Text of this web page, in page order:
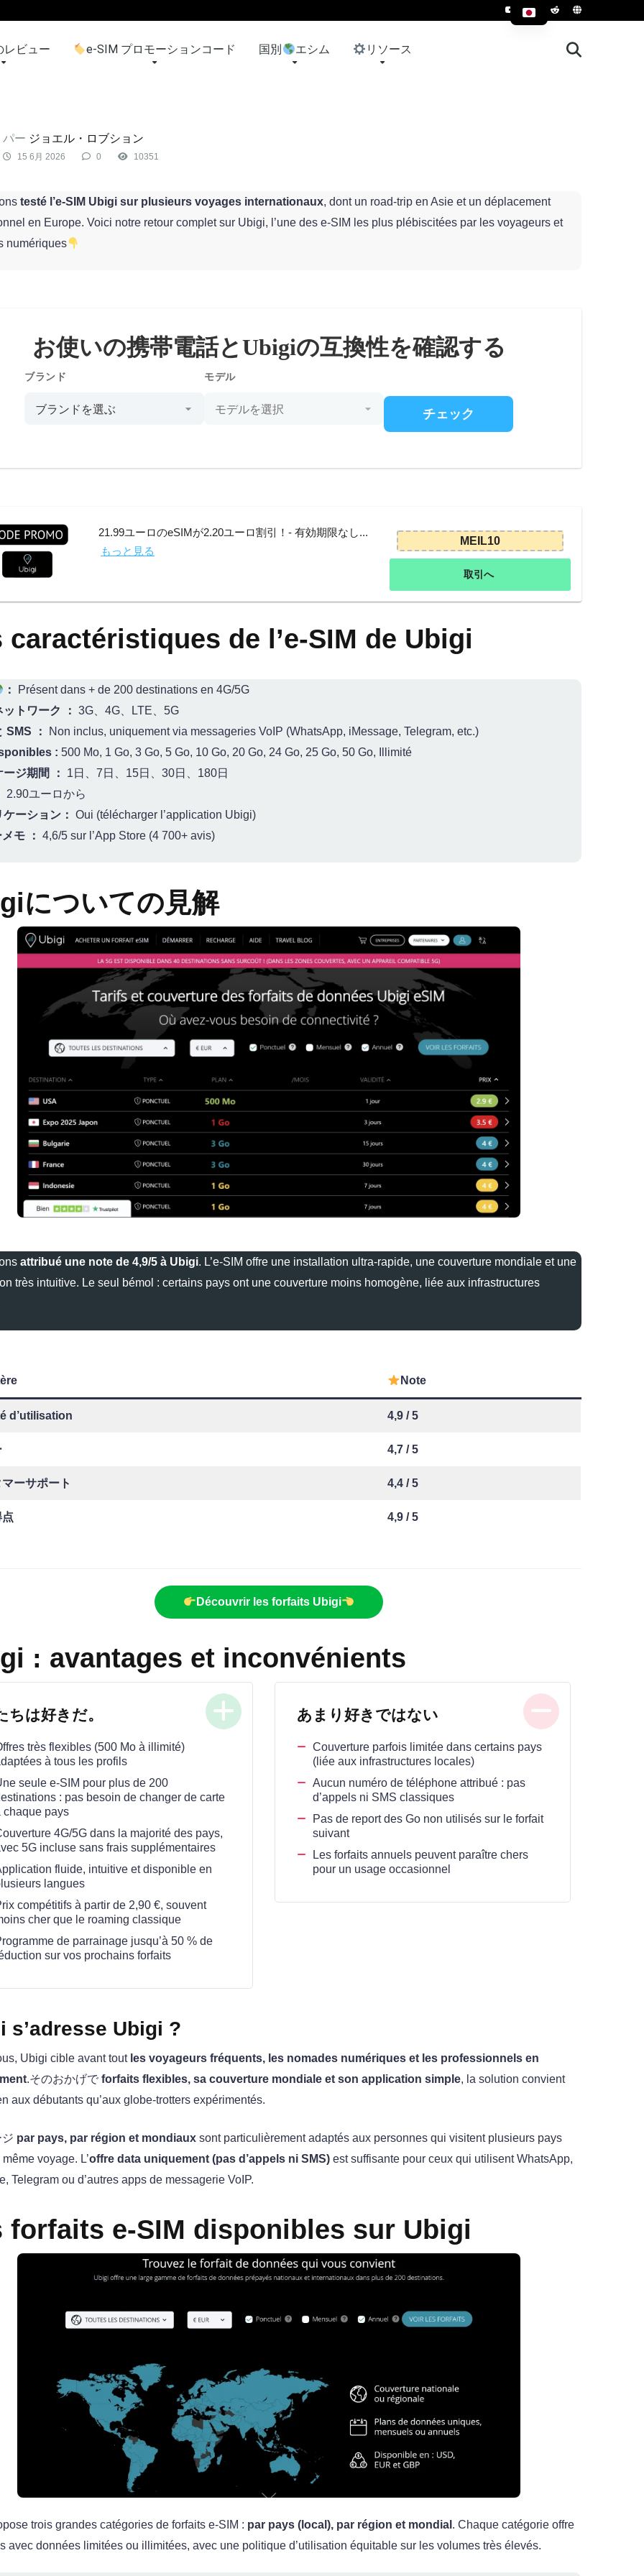
レビュー e-SIM プロモーションコード 国別 エシム リソース
パー ジョエル・ロブション
15 6月 2026 0 10351
testé l’e‑SIM Ubigi sur plusieurs voyages internationaux, dont un road‑trip en Asie et un déplacement
en Europe. Voici notre retour complet sur Ubigi, l’une des e‑SIM les plus plébiscitées par les voyageurs et
numériques
お使いの携帯電話とUbigiの互換性を確認する
ブランド モデル
チェック
21.99ユーロのeSIMが2.20ユーロ割引！- 有効期限なし...
もっと見る
MEIL10
取引へ
caractéristiques de l’e‑SIM de Ubigi
：
Présent dans + de 200 destinations en 4G/5G
トワーク ： 3G、4G、LTE、5G
SMS ：
Non inclus, uniquement via messageries VoIP (WhatsApp, iMessage, Telegram, etc.)
: 500 Mo, 1 Go, 3 Go, 5 Go, 10 Go, 20 Go, 24 Go, 25 Go, 50 Go, Illimité
ジ期間 ：
1日、7日、15日、30日、180日
2.90ユーロから
ケーション： Oui (télécharger l’application Ubigi)
モ ： 4,6/5 sur l’App Store (4 700+ avis)
についての見解
attribué une note de 4,9/5 à Ubigi. L’e‑SIM offre une installation ultra‑rapide, une couverture mondiale et une
très intuitive. Le seul bémol : certains pays ont une couverture moins homogène, liée aux infrastructures
Note
d’utilisation 4,9 / 5
4,7 / 5
ーサポート 4,4 / 5
4,9 / 5
Découvrir les forfaits Ubigi
: avantages et inconvénients
ちは好きだ。
très flexibles (500 Mo à illimité)
à tous les profils
seule e‑SIM pour plus de 200
: pas besoin de changer de carte
chaque pays
4G/5G dans la majorité des pays,
5G incluse sans frais supplémentaires
fluide, intuitive et disponible en
langues
compétitifs à partir de 2,90 €, souvent
cher que le roaming classique
de parrainage jusqu’à 50 % de
sur vos prochains forfaits
あまり好きではない
Couverture parfois limitée dans certains pays
(liée aux infrastructures locales)
Aucun numéro de téléphone attribué : pas
d’appels ni SMS classiques
Pas de report des Go non utilisés sur le forfait
suivant
Les forfaits annuels peuvent paraître chers
pour un usage occasionnel
s’adresse Ubigi ?
Ubigi cible avant tout les voyageurs fréquents, les nomades numériques et les professionnels en
.そのおかげで forfaits flexibles, sa couverture mondiale et son application simple, la solution convient
aux débutants qu’aux globe‑trotters expérimentés.
par pays, par région et mondiaux sont particulièrement adaptés aux personnes qui visitent plusieurs pays
même voyage. L’offre data uniquement (pas d’appels ni SMS) est suffisante pour ceux qui utilisent WhatsApp,
Telegram ou d’autres apps de messagerie VoIP.
forfaits e‑SIM disponibles sur Ubigi
trois grandes catégories de forfaits e‑SIM : par pays (local), par région et mondial . Chaque catégorie offre
avec données limitées ou illimitées, avec une politique d’utilisation équitable sur les volumes très élevés.